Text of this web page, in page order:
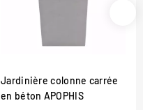
Jardinière colonne carrée
en béton APOPHIS